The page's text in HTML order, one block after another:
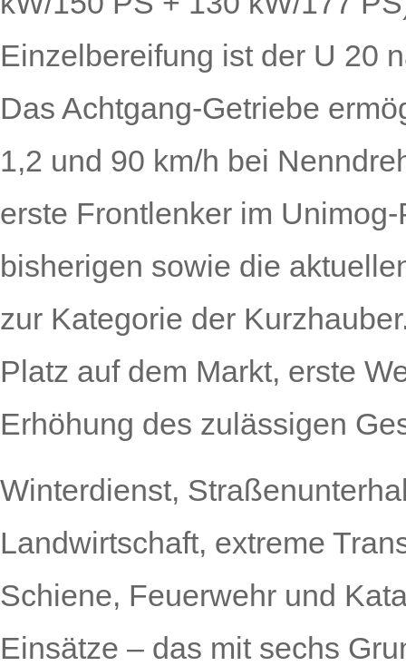
Einzelbereifung ist der U 20
Das Achtgang-Getriebe
1,2 und 90 km/h bei
erste Frontlenker im
bisherigen sowie die
zur Kategorie der
Platz auf dem Markt, erste
Erhöhung des zulässigen
Winterdienst,
Landwirtschaft, extreme
Schiene, Feuerwehr und
Einsätze – das mit sechs